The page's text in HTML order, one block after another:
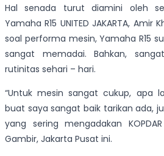
Hal senada turut diamini oleh
Yamaha R15 UNITED JAKARTA,
soal performa mesin, Yamaha R15
sangat memadai. Bahkan,
rutinitas sehari – hari.
“Untuk mesin sangat cukup, apa
buat saya sangat baik tarikan ada,
yang sering mengadakan
Gambir, Jakarta Pusat ini.